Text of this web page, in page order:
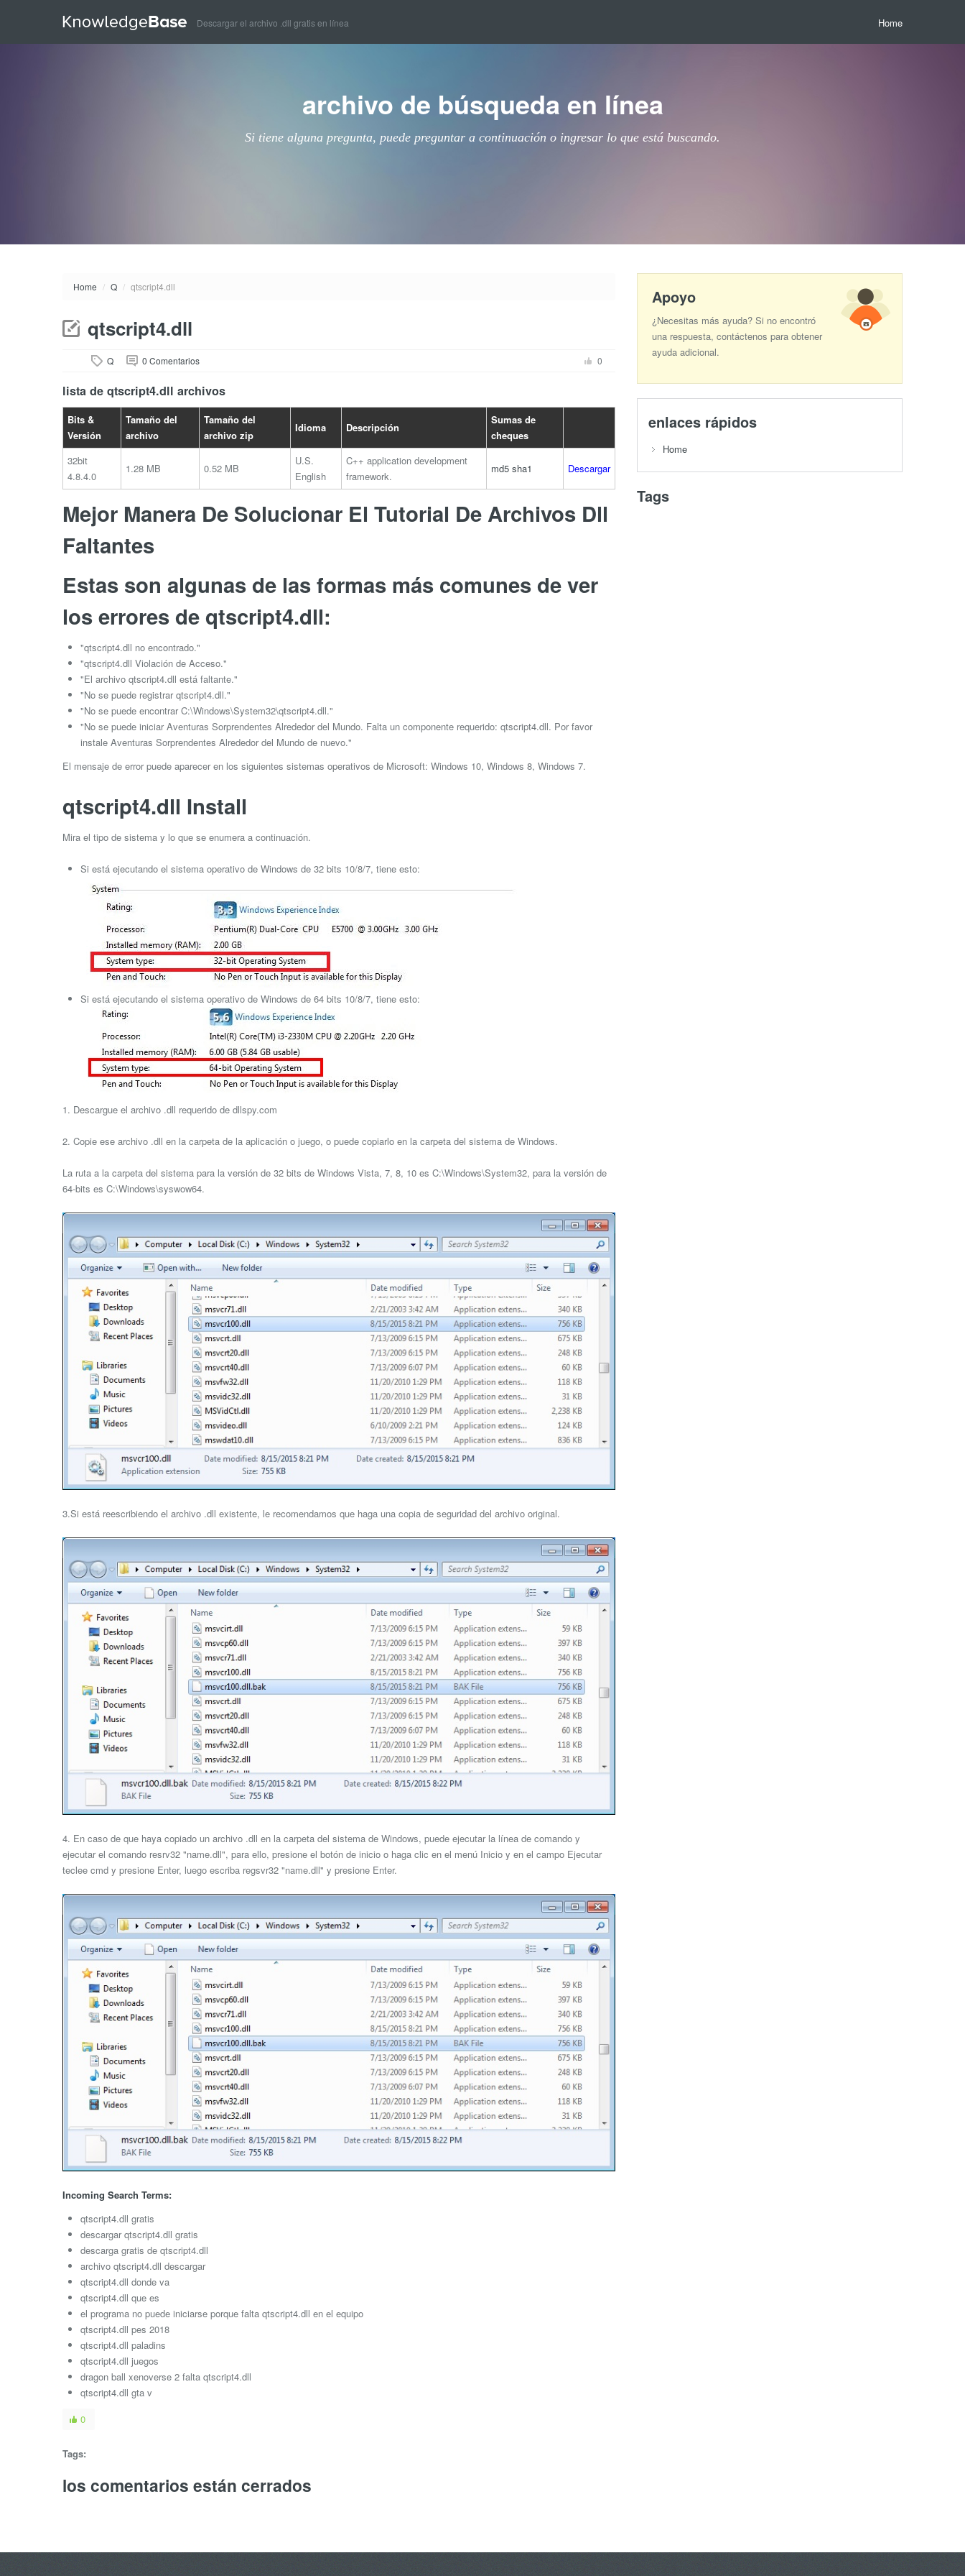
Descargar el archivo .dll gratis en línea Home
archivo de búsqueda en línea
Si tiene alguna pregunta, puede preguntar a continuación o ingresar lo que está buscando.
Home / Q / qtscript4.dll
qtscript4.dll
Q 0 Comentarios 0
lista de qtscript4.dll archivos
Bits &
Versión
Tamaño del
archivo
Tamaño del
archivo zip
Idioma Descripción
Sumas de
cheques
32bit
4.8.4.0
1.28 MB 0.52 MB
U.S.
English
C++ application development
framework.
md5 sha1 Descargar
Mejor Manera De Solucionar El Tutorial De Archivos Dll
Faltantes
Estas son algunas de las formas más comunes de ver
los errores de qtscript4.dll:
"qtscript4.dll no encontrado."
"qtscript4.dll Violación de Acceso."
"El archivo qtscript4.dll está faltante."
"No se puede registrar qtscript4.dll."
"No se puede encontrar C:\Windows\System32\qtscript4.dll."
"No se puede iniciar Aventuras Sorprendentes Alrededor del Mundo. Falta un componente requerido: qtscript4.dll. Por favor
instale Aventuras Sorprendentes Alrededor del Mundo de nuevo."
El mensaje de error puede aparecer en los siguientes sistemas operativos de Microsoft: Windows 10, Windows 8, Windows 7.
qtscript4.dll Install
Mira el tipo de sistema y lo que se enumera a continuación.
Si está ejecutando el sistema operativo de Windows de 32 bits 10/8/7, tiene esto:
Si está ejecutando el sistema operativo de Windows de 64 bits 10/8/7, tiene esto:
1. Descargue el archivo .dll requerido de dllspy.com
2. Copie ese archivo .dll en la carpeta de la aplicación o juego, o puede copiarlo en la carpeta del sistema de Windows.
La ruta a la carpeta del sistema para la versión de 32 bits de Windows Vista, 7, 8, 10 es C:\Windows\System32, para la versión de
64-bits es C:\Windows\syswow64.
3.Si está reescribiendo el archivo .dll existente, le recomendamos que haga una copia de seguridad del archivo original.
4. En caso de que haya copiado un archivo .dll en la carpeta del sistema de Windows, puede ejecutar la línea de comando y
ejecutar el comando resrv32 "name.dll", para ello, presione el botón de inicio o haga clic en el menú Inicio y en el campo Ejecutar
teclee cmd y presione Enter, luego escriba regsvr32 "name.dll" y presione Enter.
Incoming Search Terms:
qtscript4.dll gratis
descargar qtscript4.dll gratis
descarga gratis de qtscript4.dll
archivo qtscript4.dll descargar
qtscript4.dll donde va
qtscript4.dll que es
el programa no puede iniciarse porque falta qtscript4.dll en el equipo
qtscript4.dll pes 2018
qtscript4.dll paladins
qtscript4.dll juegos
dragon ball xenoverse 2 falta qtscript4.dll
qtscript4.dll gta v
0
Tags:
los comentarios están cerrados
Apoyo
¿Necesitas más ayuda? Si no encontró
una respuesta, contáctenos para obtener
ayuda adicional.
enlaces rápidos
Home
Tags